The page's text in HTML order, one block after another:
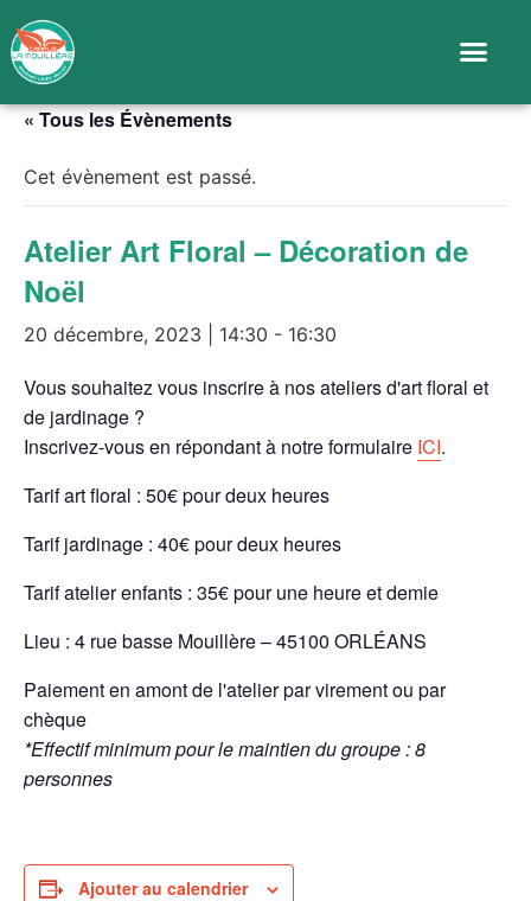
« Tous les Évènements
Cet évènement est passé.
Atelier Art Floral – Décoration de
Noël
20 décembre, 2023 | 14:30 - 16:30
Vous souhaitez vous inscrire à nos ateliers d'art floral et
de jardinage ?
Inscrivez-vous en répondant à notre formulaire ICI.
Tarif art floral : 50€ pour deux heures
Tarif jardinage : 40€ pour deux heures
Tarif atelier enfants : 35€ pour une heure et demie
Lieu : 4 rue basse Mouillère – 45100 ORLÉANS
Paiement en amont de l'atelier par virement ou par
chèque
*Effectif minimum pour le maintien du groupe : 8
personnes
Ajouter au calendrier